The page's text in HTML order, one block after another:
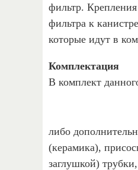
фильтр.
фильтра к
которые идут в
Комплектация
В комплект
либо
(керамика),
заглушкой)